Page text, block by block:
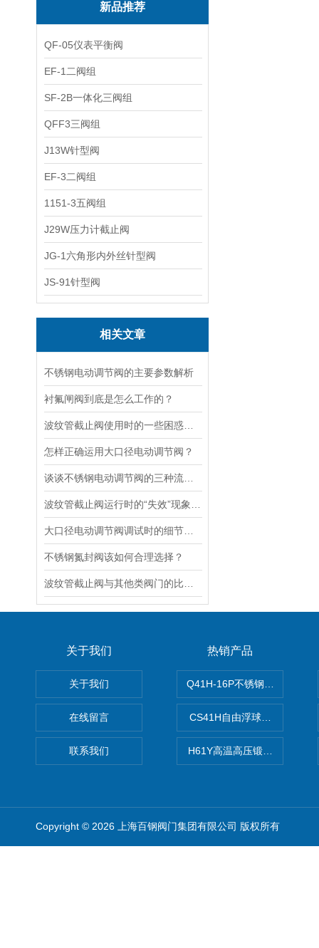
新品推荐
QF-05仪表平衡阀
EF-1二阀组
SF-2B一体化三阀组
QFF3三阀组
J13W针型阀
EF-3二阀组
1151-3五阀组
J29W压力计截止阀
JG-1六角形内外丝针型阀
JS-91针型阀
相关文章
不锈钢电动调节阀的主要参数解析
衬氟闸阀到底是怎么工作的？
怎样正确运用大口径电动调节阀？
不锈钢氮封阀该如何合理选择？
关于我们
关于我们
在线留言
联系我们
热销产品
Q41H-16P不锈钢硬密封球阀
CS41H自由浮球式蒸汽疏水
H61Y高温高压锻钢止回阀
Copyright © 2026 上海百钢阀门集团有限公司 版权所有